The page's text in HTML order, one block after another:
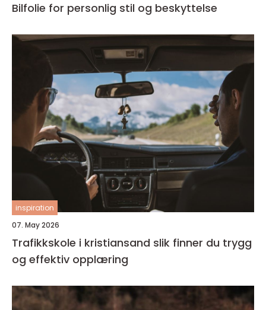
Bilfolie for personlig stil og beskyttelse
inspiration
07. May 2026
Trafikkskole i kristiansand slik finner du trygg
og effektiv opplæring